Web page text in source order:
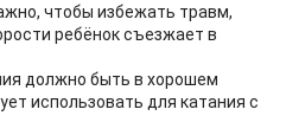
чтобы избежать травм,
ребёнок съезжает в
должно быть в хорошем
использовать для катания с